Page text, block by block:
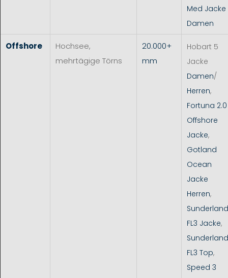
Med Jacke
Damen
Offshore
Hochsee,
mehrtägige Törns
20.000+
mm
Hobart 5
Jacke
Damen/
Herren,
Fortuna 2.0
Offshore
Jacke,
Gotland
Ocean
Jacke
Herren,
Sunderland
FL3 Jacke,
Sunderland
FL3 Top,
Speed 3